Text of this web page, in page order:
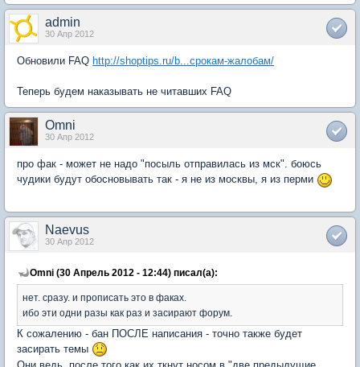
admin
30 Апр 2012
Обновили FAQ http://shoptips.ru/b...срокам-жалобам/
Теперь будем наказывать не читавших FAQ
Omni
30 Апр 2012
про фак - может не надо "посыль отправилась из мск". боюсь
чудики будут обосновывать так - я не из москвы, я из перми
Naevus
30 Апр 2012
Omni (30 Апрель 2012 - 12:44) писал(а):
нет. сразу. и прописать это в факах.
ибо эти одни разы как раз и засирают форум.
К сожалению - бан ПОСЛЕ написания - точно также будет
засирать темы